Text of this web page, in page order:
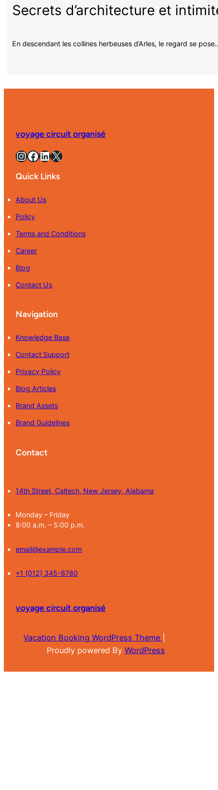
Secrets d’architecture et
En descendant les collines herbeuses d’Arles, le regard se
voyage circuit organisé
InstagramFacebook LinkedIn X
Quick Links
About Us
Policy
Terms and Conditions
Career
Blog
Contact Us
Navigation
Knowledge Base
Contact Support
Privacy Policy
Blog Articles
Brand Assets
Brand Guidelines
Contact
14th Street, Caltech, New Jersey, Alabama
Monday – Friday
8:00 a.m. – 5:00 p.m.
email@example.com
+1 (012) 345-6780
voyage circuit organisé
Vacation Booking WordPress Theme
Proudly powered ByWordPress